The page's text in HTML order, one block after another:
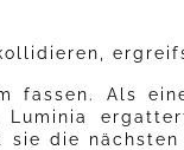
fassen. Als
Luminia
sie die